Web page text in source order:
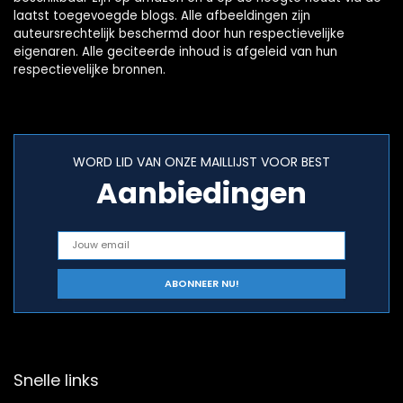
laatst toegevoegde blogs. Alle afbeeldingen zijn
auteursrechtelijk beschermd door hun respectievelijke
eigenaren. Alle geciteerde inhoud is afgeleid van hun
respectievelijke bronnen.
WORD LID VAN ONZE MAILLIJST VOOR BEST
Aanbiedingen
Snelle links